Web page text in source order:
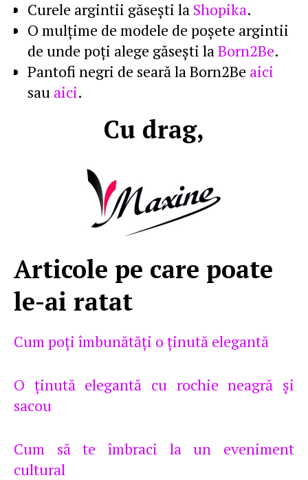
Curele argintii găseşti la Shopika.
O mulţime de modele de poşete argintii
de unde poţi alege găseşti laBorn2Be.
Pantofi negri de seară la Born2Be aici
sau aici.
Cu drag,
Articole pe care poate
le-ai ratat
Cum poţi îmbunătăţi o ţinută elegantă
O ţinută elegantă cu rochie neagră şi
sacou
Cum să te îmbraci la un eveniment
cultural